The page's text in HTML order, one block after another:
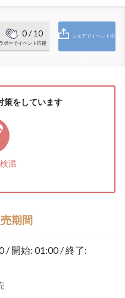
0/ 10
ボーでイベント応援
シェアでイベント応
策をしています
温
期間
/ 開始: 01:00 / 終了: